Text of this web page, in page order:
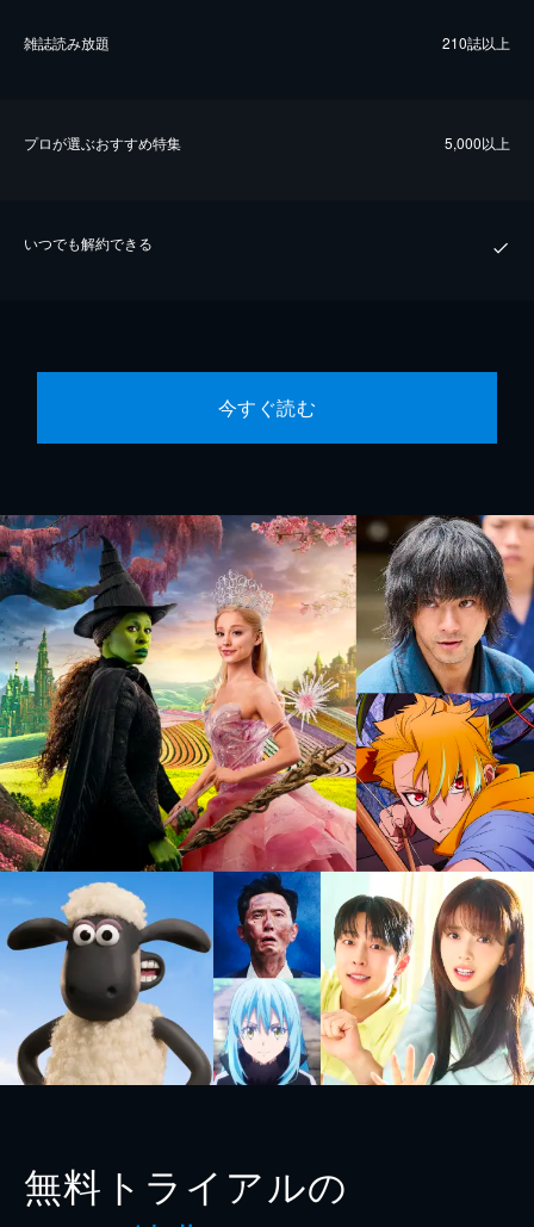
雑誌読み放題 210誌以上
プロが選ぶおすすめ特集 5,000以上
いつでも解約できる
今すぐ読む
無料トライアルの